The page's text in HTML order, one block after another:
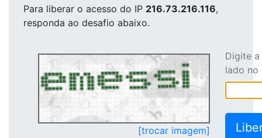
Para liberar o acesso do IP 216.73.216.116,
responda ao desafio abaixo.
[trocar imagem]
Digite
lado no